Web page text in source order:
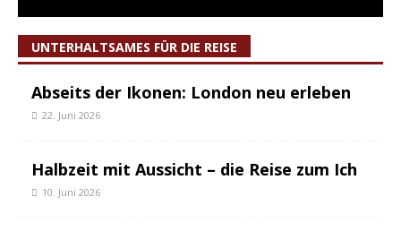
UNTERHALTSAMES FÜR DIE REISE
Abseits der Ikonen: London neu erleben
22. Juni 2026
Halbzeit mit Aussicht – die Reise zum Ich
10. Juni 2026